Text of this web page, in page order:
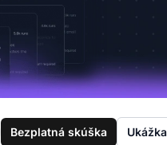
Bezplatná skúška Ukážka